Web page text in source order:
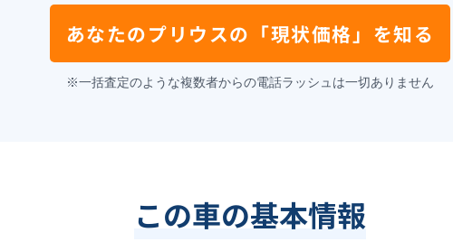
あなたのプリウスの 「現状価格」を知る
※一括査定のような複数者からの電話ラッシュは一切ありません
この車の基本情報